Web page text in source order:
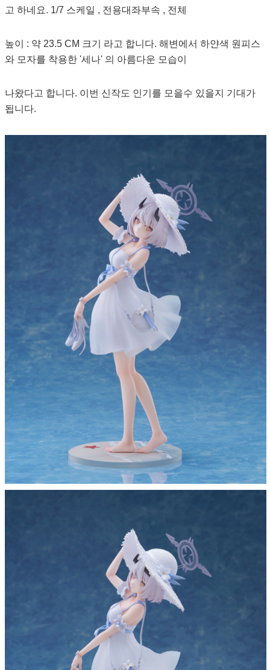
고 하네요. 1/7 스케일 , 전용대좌부속 , 전체
높이 : 약 23.5 CM 크기 라고 합니다. 해변에서 하얀색 원피스
와 모자를 착용한 '세나' 의 아름다운 모습이
나왔다고 합니다. 이번 신작도 인기를 모을수 있을지 기대가
됩니다.